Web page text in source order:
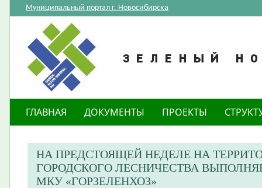
Муниципальный портал г. Новосибирска
ГЛАВНАЯ ДОКУМЕНТЫ ПРОЕКТЫ
НА ПРЕДСТОЯЩЕЙ НЕДЕЛЕ НА
ГОРОДСКОГО ЛЕСНИЧЕСТВА
МКУ «ГОРЗЕЛЕНХОЗ»